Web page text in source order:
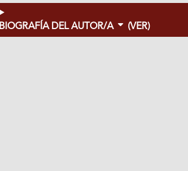
BIOGRAFÍA DEL AUTOR/A (VER)